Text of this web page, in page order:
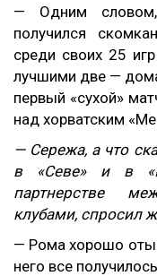
— Одним
получился
среди своих 25
лучшими две —
первый «сухой»
над хорватским
— Сережа, а что
в «Севе» и в
партнерстве
клубами, спросил
— Рома хорошо
него все